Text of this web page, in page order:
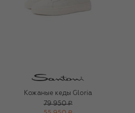
Кожаные кеды Gloria
79 950 ₽